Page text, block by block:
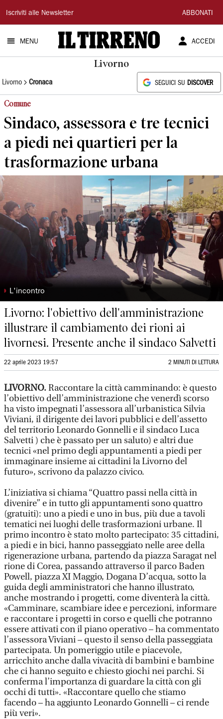
Il
Tirreno
Iscriviti alle Newsletter ABBONATI
MENU ACCEDI
Livorno
Livorno Cronaca SEGUICI SU DISCOVER
Comune
Sindaco, assessora e tre tecnici
a piedi nei quartieri per la
trasformazione urbana
◗ L'incontro
Livorno: l'obiettivo dell'amministrazione
illustrare il cambiamento dei rioni ai
livornesi. Presente anche il sindaco Salvetti
22 aprile 2023 19:57 2 MINUTI DI LETTURA
LIVORNO.Raccontare la città camminando: è questo
l’obiettivo dell’amministrazione che venerdì scorso
ha visto impegnati l’assessora all’urbanistica Silvia
Viviani, il dirigente dei lavori pubblici e dell’assetto
del territorio Leonardo Gonnelli e il sindaco Luca
Salvetti ) che è passato per un saluto) e altri due
tecnici «nel primo degli appuntamenti a piedi per
immaginare insieme ai cittadini la Livorno del
futuro», scrivono da palazzo civico.
L’iniziativa si chiama “Quattro passi nella città in
divenire” e in tutto gli appuntamenti sono quattro
(gratuiti): uno a piedi e uno in bus, più due a tavoli
tematici nei luoghi delle trasformazioni urbane. Il
primo incontro è stato molto partecipato: 35 cittadini,
a piedi e in bici, hanno passeggiato nelle aree della
rigenerazione urbana, partendo da piazza Saragat nel
rione di Corea, passando attraverso il parco Baden
Powell, piazza XI Maggio, Dogana D’acqua, sotto la
guida degli amministratori che hanno illustrato,
anche mostrando i progetti, come diventerà la città.
«Camminare, scambiare idee e percezioni, informare
e raccontare i progetti in corso e quelli che potranno
essere attivati con il piano operativo – ha commentato
l’assessora Viviani – questo il senso della passeggiata
partecipata. Un pomeriggio utile e piacevole,
arricchito anche dalla vivacità di bambini e bambine
che ci hanno seguito e chiesto giochi nei parchi. Si
conferma l’importanza di guardare la città con gli
occhi di tutti». «Raccontare quello che stiamo
facendo – ha aggiunto Leonardo Gonnelli – ci rende
più veri».